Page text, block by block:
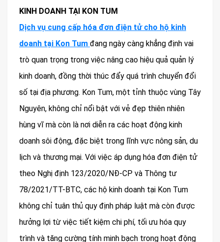
KINH DOANH TẠI KON TUM
Dịch vụ cung cấp hóa đơn điện tử cho hộ kinh
doanh tại Kon Tum đang ngày càng khẳng định vai
trò quan trọng trong việc nâng cao hiệu quả quản lý
kinh doanh, đồng thời thúc đẩy quá trình chuyển đổi
số tại địa phương. Kon Tum, một tỉnh thuộc vùng Tây
Nguyên, không chỉ nổi bật với vẻ đẹp thiên nhiên
hùng vĩ mà còn là nơi diễn ra các hoạt động kinh
doanh sôi động, đặc biệt trong lĩnh vực nông sản, du
lịch và thương mại. Với việc áp dụng hóa đơn điện tử
theo Nghị định 123/2020/NĐ-CP và Thông tư
78/2021/TT-BTC, các hộ kinh doanh tại Kon Tum
không chỉ tuân thủ quy định pháp luật mà còn được
hưởng lợi từ việc tiết kiệm chi phí, tối ưu hóa quy
trình và tăng cường tính minh bạch trong hoạt động